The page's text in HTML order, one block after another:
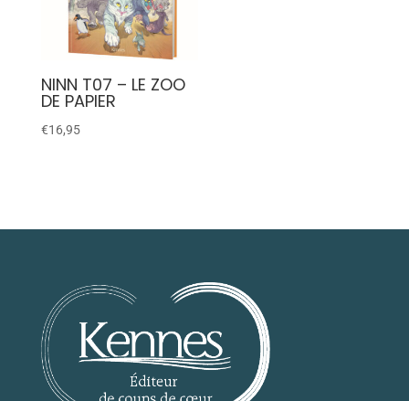
NINN T07 – LE ZOO
DE PAPIER
€16,95